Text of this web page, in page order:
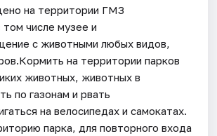
на территории ГМЗ
числе музее и
с животными любых видов,
на территории парков
животных, животных в
по газонам и рвать
на велосипедах и самокатах.
парка, для повторного входа